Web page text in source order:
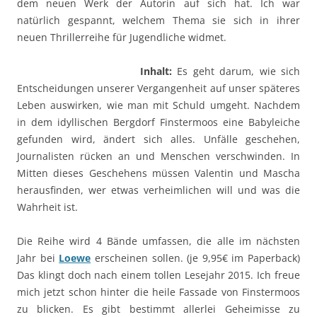
dem neuen Werk der Autorin auf sich hat. Ich war
natürlich gespannt, welchem Thema sie sich in ihrer
neuen Thrillerreihe für Jugendliche widmet.
Inhalt: Es geht darum, wie sich
Entscheidungen unserer Vergangenheit auf unser späteres
Leben auswirken, wie man mit Schuld umgeht. Nachdem
in dem idyllischen Bergdorf Finstermoos eine Babyleiche
gefunden wird, ändert sich alles. Unfälle geschehen,
Journalisten rücken an und Menschen verschwinden. In
Mitten dieses Geschehens müssen Valentin und Mascha
herausfinden, wer etwas verheimlichen will und was die
Wahrheit ist.
Die Reihe wird 4 Bände umfassen, die alle im nächsten
Jahr bei Loewe erscheinen sollen. (je 9,95€ im Paperback)
Das klingt doch nach einem tollen Lesejahr 2015. Ich freue
mich jetzt schon hinter die heile Fassade von Finstermoos
zu blicken. Es gibt bestimmt allerlei Geheimisse zu